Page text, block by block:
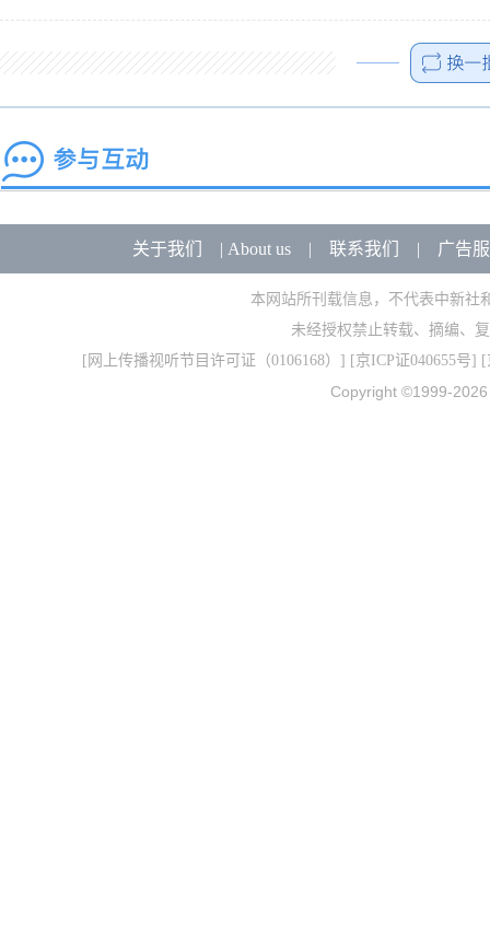
关于我们 | About us| 联系我们 | 广告
本网站所刊载信息，不代表中新社
未经授权禁止转载、摘编、
[ 网上传播视听节目许可证（0106168） ] [京ICP证040655号] [
Copyright ©1999-